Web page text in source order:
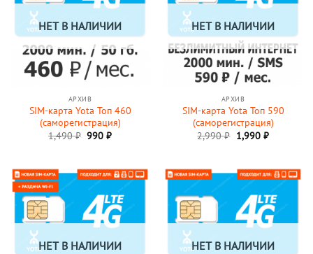
НЕТ В НАЛИЧИИ
АРХИВ
SIM-карта Yota Топ 460
(саморегистрация)
1,490₽ Первоначальная
990₽Текущая
НЕТ В НАЛИЧИИ
АРХИВ
SIM-карта Yota Топ 590
(саморегистрация)
2,990₽ Первоначальная
цена
1,990 ₽Текущая
НЕТ В НАЛИЧИИ НЕТ В НАЛИЧИИ